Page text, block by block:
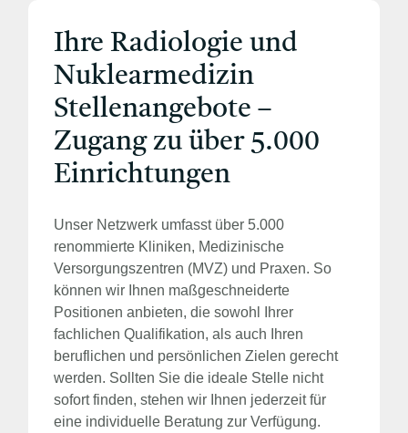
Ihre Radiologie und
Nuklearmedizin
Stellenangebote –
Zugang zu über 5.000
Einrichtungen
Unser Netzwerk umfasst über 5.000
renommierte Kliniken, Medizinische
Versorgungszentren (MVZ) und Praxen. So
können wir Ihnen maßgeschneiderte
Positionen anbieten, die sowohl Ihrer
fachlichen Qualifikation, als auch Ihren
beruflichen und persönlichen Zielen gerecht
werden. Sollten Sie die ideale Stelle nicht
sofort finden, stehen wir Ihnen jederzeit für
eine individuelle Beratung zur Verfügung.